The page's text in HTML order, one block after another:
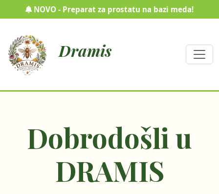
NOVO - Preparat za prostatu na bazi meda!
Dramis
Dobrodošli u
DRAMIS